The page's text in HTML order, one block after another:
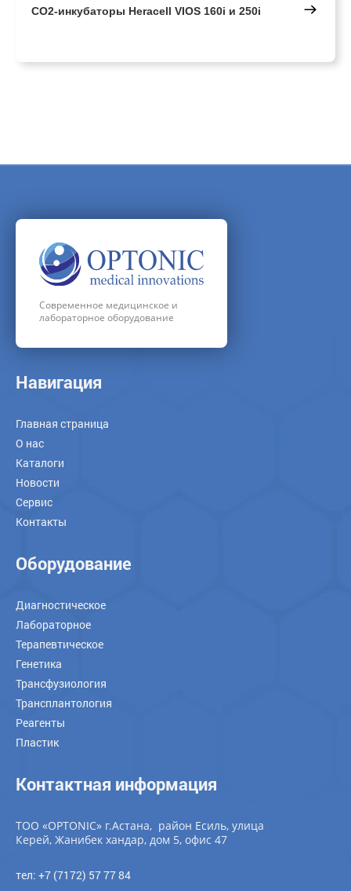
CO2-инкубаторы Heracell VIOS 160i и 250i
Современное медицинское и
лабораторное оборудование
Навигация
Главная страница
О нас
Каталоги
Новости
Сервис
Контакты
Оборудование
Диагностическое
Лабораторное
Терапевтическое
Генетика
Трансфузиология
Трансплантология
Реагенты
Пластик
Контактная информация
ТОО «OPTONIC» г.Астана, район Есиль, улица
Керей, Жанибек хандар, дом 5, офис 47
тел: +7 (7172) 57 77 84